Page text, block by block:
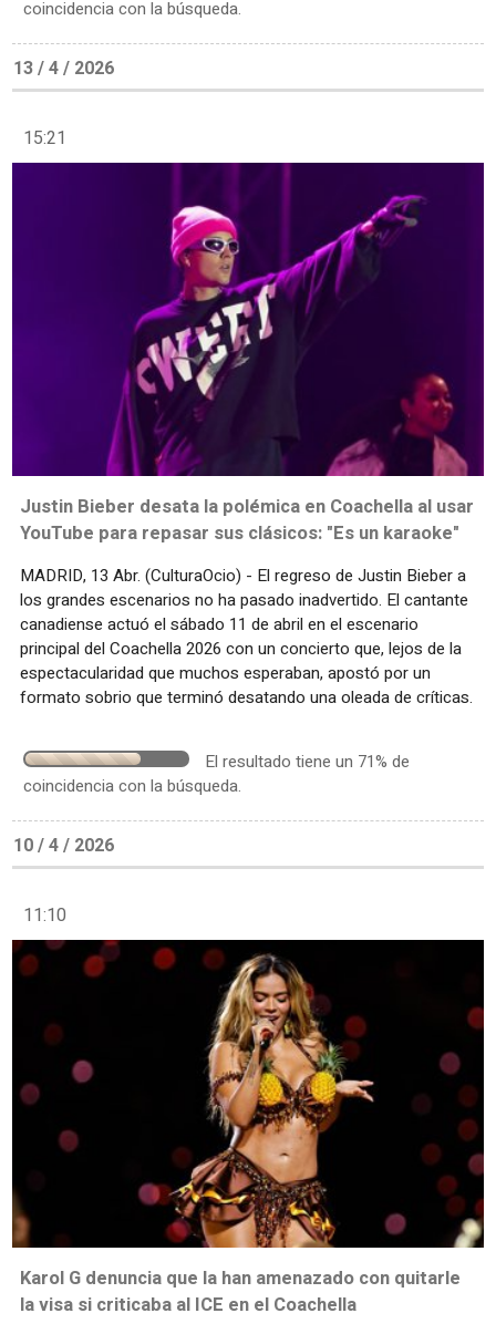
coincidencia con la búsqueda.
13 / 4 / 2026
15:21
Justin Bieber desata la polémica en Coachella al usar
YouTube para repasar sus clásicos: "Es un karaoke"
MADRID, 13 Abr. (CulturaOcio) - El regreso de Justin Bieber a
los grandes escenarios no ha pasado inadvertido. El cantante
canadiense actuó el sábado 11 de abril en el escenario
principal del Coachella 2026 con un concierto que, lejos de la
espectacularidad que muchos esperaban, apostó por un
formato sobrio que terminó desatando una oleada de críticas.
El resultado tiene un 71% de
coincidencia con la búsqueda.
10 / 4 / 2026
11:10
Karol G denuncia que la han amenazado con quitarle
la visa si criticaba al ICE en el Coachella